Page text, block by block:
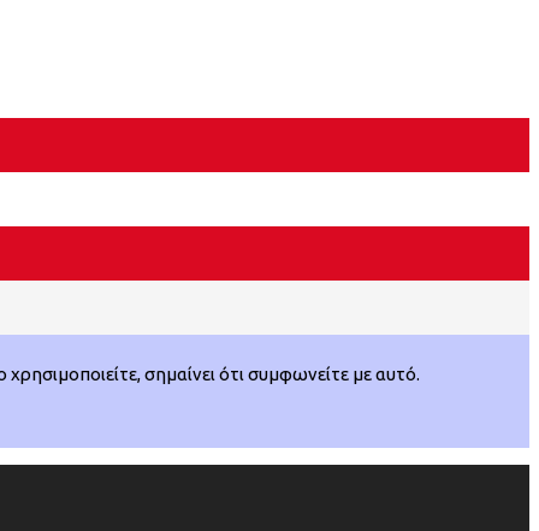
σημαίνει ότι συμφωνείτε με αυτό.